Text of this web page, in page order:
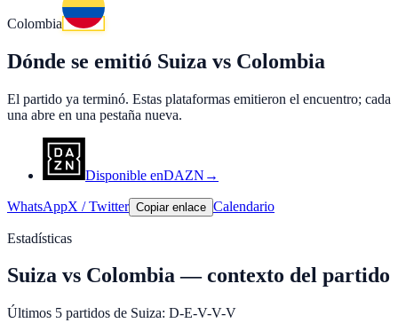
Colombia
Dónde se emitió Suiza vs Colombia
El partido ya terminó. Estas plataformas emitieron el encuentro; cada
una abre en una pestaña nueva.
Disponible enDAZN →
WhatsAppX / Twitter Copiar enlace Calendario
Estadísticas
Suiza vs Colombia—contexto del partido
Últimos 5 partidos de Suiza: D-E-V-V-V